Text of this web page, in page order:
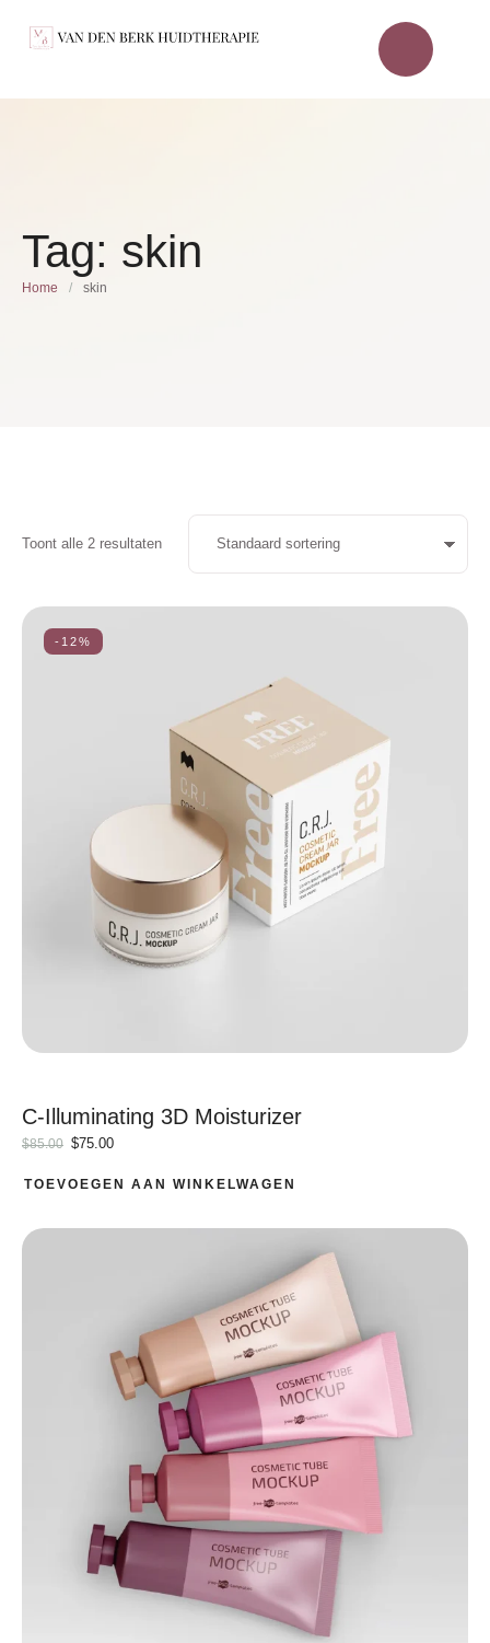
Tag: skin
Home / skin
Toont alle 2 resultaten
-12%
C-Illuminating 3D Moisturizer
$85.00 $75.00
TOEVOEGEN AAN WINKELWAGEN